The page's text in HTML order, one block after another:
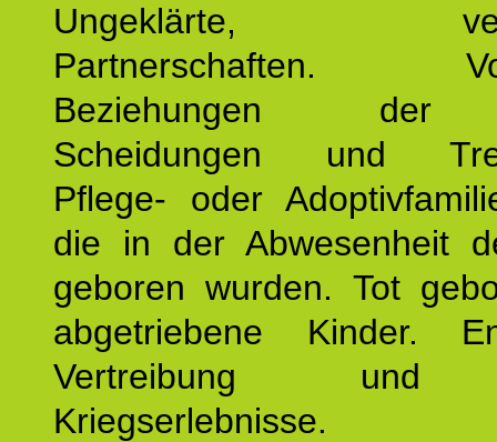
Ungeklärte,
Partnerschaften.
Beziehungen der
Scheidungen und
Pflege- oder
die in der Abwesenheit
geboren wurden. Tot
abgetriebene Kinder.
Vertreibung und
Kriegserlebnisse.